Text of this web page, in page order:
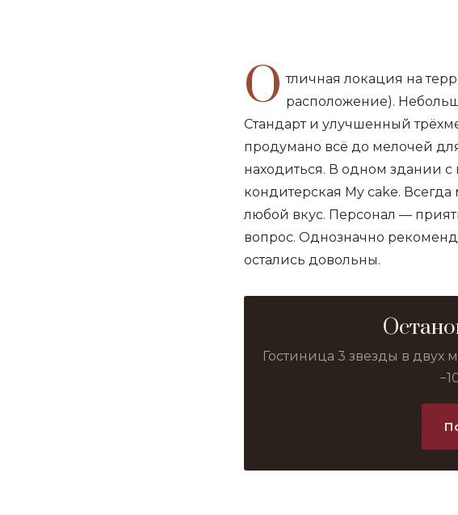
О тличная локация на
расположение).
Стандарт и улучшенный
продумано всё до мелочей для
находиться. В одном здании
кондитерская My cake.
любой вкус. Персонал —
вопрос. Однозначно
остались довольны.
Гостиница 3 звезды в двух